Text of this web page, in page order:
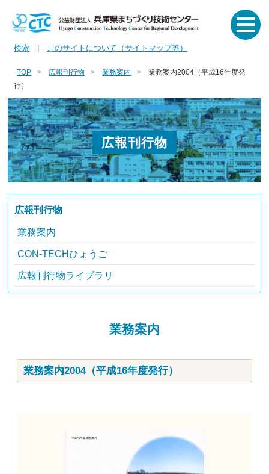
検索 このサイトについて（サイトマップ等）
TOP 広報刊行物 業務案内
業務案内2004（平成16年度発
行）
広報刊行物
広報刊行物
業務案内
CON-TECHひょうご
広報刊行物ライブラリ
業務案内
業務案内2004（平成16年度発行）